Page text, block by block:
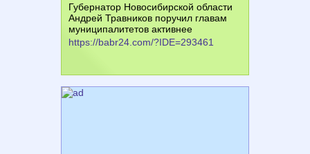
Губернатор Новосибирской области
Андрей Травников поручил главам
муниципалитетов активнее
https://babr24.com/?IDE=293461